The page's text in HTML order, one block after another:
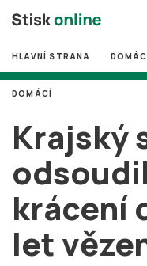
# MUNI
# Brno
# volby
login PŘIHLÁSIT SE
Zapomněli jste heslo?
HLAVNÍ STRANA
Krajský
krácení
let
DOMÁCÍ